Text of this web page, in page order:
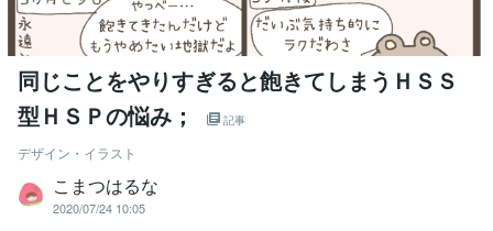
同じことをやりすぎると飽きてしまうＨＳＳ
型ＨＳＰの悩み；
記事
デザイン・イラスト
こまつはるな
2020/07/24 10:05